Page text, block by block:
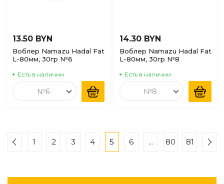
13.50 BYN
Воблер Namazu Hadal Fat
L-80мм, 30гр №6
Есть в наличии
№6
14.30 BYN
Воблер Namazu Hadal Fat
L-80мм, 30гр №8
Есть в наличии
№8
1 2 3 4 5 6 ... 80 81